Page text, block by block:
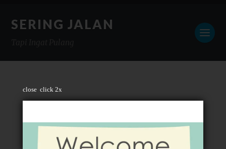
close click 2x
SERING JALAN